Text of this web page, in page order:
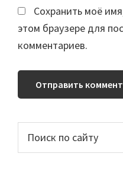
Сохранить моё
этом браузере для
комментариев.
Основной
сайдбар